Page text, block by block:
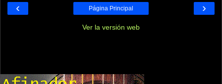
‹ ›
Página Principal
Ver la versión web